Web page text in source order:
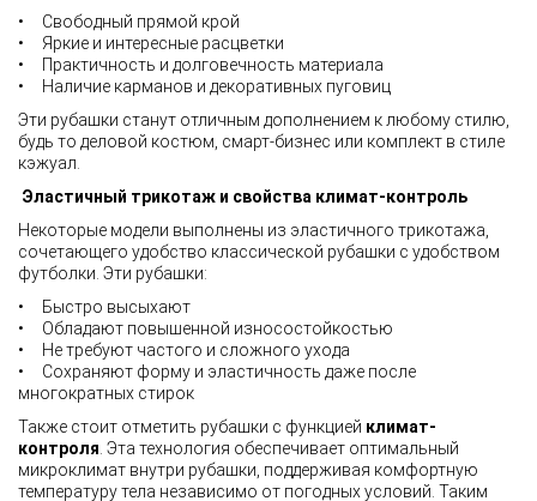
• Свободный прямой крой
• Яркие и интересные расцветки
• Практичность и долговечность материала
• Наличие карманов и декоративных пуговиц
Эти рубашки станут отличным дополнением к любому стилю,
будь то деловой костюм, смарт-бизнес или комплект в стиле
кэжуал.
Эластичный трикотаж и свойства климат-контроль
Некоторые модели выполнены из эластичного трикотажа,
сочетающего удобство классической рубашки с удобством
футболки. Эти рубашки:
• Быстро высыхают
• Обладают повышенной износостойкостью
• Не требуют частого и сложного ухода
• Сохраняют форму и эластичность даже после
многократных стирок
Также стоит отметить рубашки с функцией климат-
контроля. Эта технология обеспечивает оптимальный
микроклимат внутри рубашки, поддерживая комфортную
температуру тела независимо от погодных условий. Таким